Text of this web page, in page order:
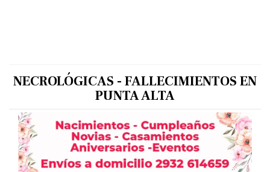
NECROLÓGICAS - FALLECIMIENTOS EN
PUNTA ALTA